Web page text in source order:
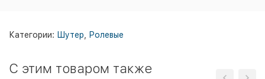
Категории: Шутер Ролевые
C этим товаром также